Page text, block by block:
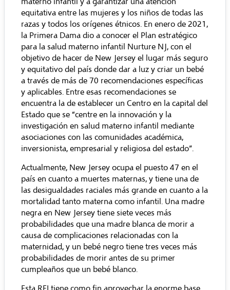
equitativa entre las mujeres y los niños de todas las
razas y todos los orígenes étnicos. En enero de 2021,
la Primera Dama dio a conocer el Plan estratégico
para la salud materno infantil Nurture NJ, con el
objetivo de hacer de New Jersey el lugar más seguro
y equitativo del país donde dar a luz y criar un bebé
a través de más de 70 recomendaciones específicas
y aplicables. Entre esas recomendaciones se
encuentra la de establecer un Centro en la capital del
Estado que se “centre en la innovación y la
investigación en salud materno infantil mediante
asociaciones con las comunidades académica,
inversionista, empresarial y religiosa del estado”.
Actualmente, New Jersey ocupa el puesto 47 en el
país en cuanto a muertes maternas, y tiene una de
las desigualdades raciales más grande en cuanto a la
mortalidad tanto materna como infantil. Una madre
negra en New Jersey tiene siete veces más
probabilidades que una madre blanca de morir a
causa de complicaciones relacionadas con la
maternidad, y un bebé negro tiene tres veces más
probabilidades de morir antes de su primer
cumpleaños que un bebé blanco.